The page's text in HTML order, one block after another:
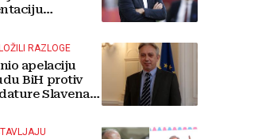
RAZLOGE
apelaciju
BiH protiv
Slavena